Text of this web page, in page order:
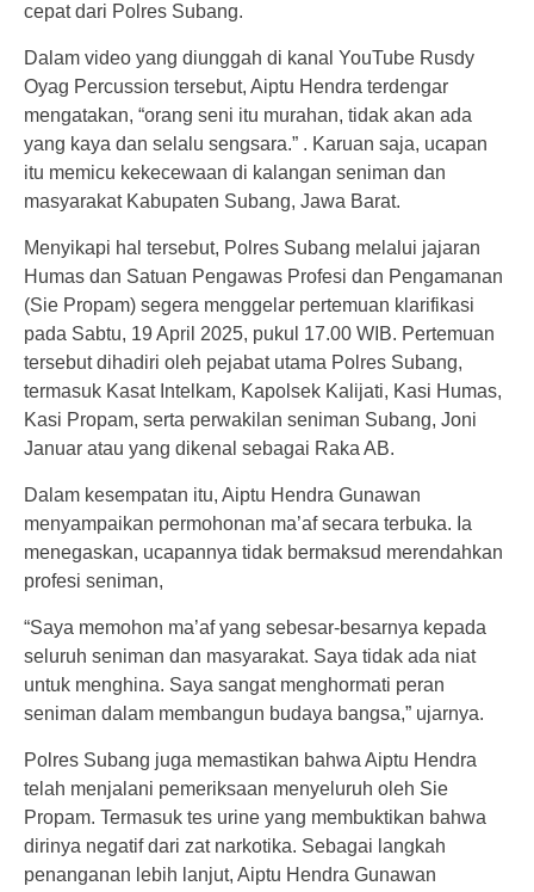
cepat dari Polres Subang.
Dalam video yang diunggah di kanal YouTube Rusdy
Oyag Percussion tersebut, Aiptu Hendra terdengar
mengatakan, “orang seni itu murahan, tidak akan ada
yang kaya dan selalu sengsara.” . Karuan saja, ucapan
itu memicu kekecewaan di kalangan seniman dan
masyarakat Kabupaten Subang, Jawa Barat.
Menyikapi hal tersebut, Polres Subang melalui jajaran
Humas dan Satuan Pengawas Profesi dan Pengamanan
(Sie Propam) segera menggelar pertemuan klarifikasi
pada Sabtu, 19 April 2025, pukul 17.00 WIB. Pertemuan
tersebut dihadiri oleh pejabat utama Polres Subang,
termasuk Kasat Intelkam, Kapolsek Kalijati, Kasi Humas,
Kasi Propam, serta perwakilan seniman Subang, Joni
Januar atau yang dikenal sebagai Raka AB.
Dalam kesempatan itu, Aiptu Hendra Gunawan
menyampaikan permohonan ma’af secara terbuka. Ia
menegaskan, ucapannya tidak bermaksud merendahkan
profesi seniman,
“Saya memohon ma’af yang sebesar-besarnya kepada
seluruh seniman dan masyarakat. Saya tidak ada niat
untuk menghina. Saya sangat menghormati peran
seniman dalam membangun budaya bangsa,” ujarnya.
Polres Subang juga memastikan bahwa Aiptu Hendra
telah menjalani pemeriksaan menyeluruh oleh Sie
Propam. Termasuk tes urine yang membuktikan bahwa
dirinya negatif dari zat narkotika. Sebagai langkah
penanganan lebih lanjut, Aiptu Hendra Gunawan